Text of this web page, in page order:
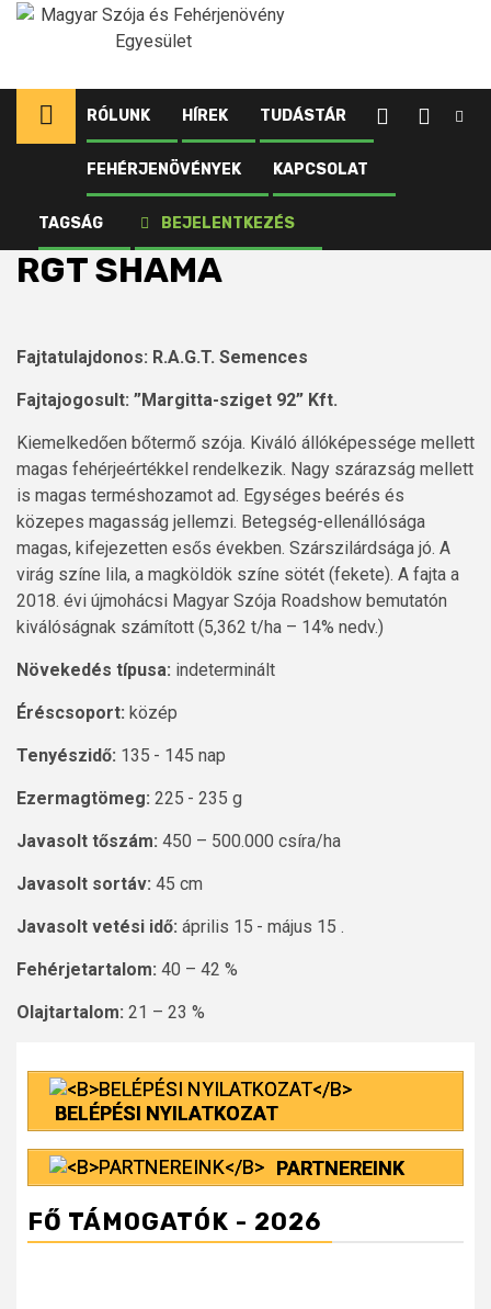
Ugrás
RÓLUNK HÍREK TUDÁSTÁR
FEHÉRJENÖVÉNYEK KAPCSOLAT
TAGSÁG BEJELENTKEZÉS
Kezdőlap Fehérjenövények Szója
RGT SHAMA
Fajtatulajdonos: R.A.G.T. Semences
Fajtajogosult: ”Margitta-sziget 92” Kft.
Kiemelkedően bőtermő szója. Kiváló állóképessége mellett
magas fehérjeértékkel rendelkezik. Nagy szárazság mellett
is magas terméshozamot ad. Egységes beérés és
közepes magasság jellemzi. Betegség-ellenállósága
magas, kifejezetten esős években. Szárszilárdsága jó. A
virág színe lila, a magköldök színe sötét (fekete). A fajta a
2018. évi újmohácsi Magyar Szója Roadshow bemutatón
kiválóságnak számított (5,362 t/ha – 14% nedv.)
Növekedés típusa: indeterminált
Éréscsoport: közép
Tenyészidő: 135 - 145 nap
Ezermagtömeg: 225 - 235 g
Javasolt tőszám: 450 – 500.000 csíra/ha
Javasolt sortáv: 45 cm
Javasolt vetési idő: április 15 - május 15 .
Fehérjetartalom: 40 – 42 %
Olajtartalom: 21 – 23 %
BELÉPÉSI NYILATKOZAT
PARTNEREINK
FŐ TÁMOGATÓK - 2026